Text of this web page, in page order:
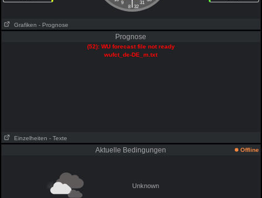
9 31
|
8 32
Grafiken - Prognose
Prognose
(52): WU forecast file not ready
wufct_de-DE_m.txt
Einzelheiten - Texte
Aktuelle Bedingungen Offline
Unknown